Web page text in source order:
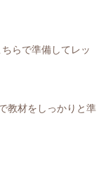
らで準備してレッ
教材をしっかりと準